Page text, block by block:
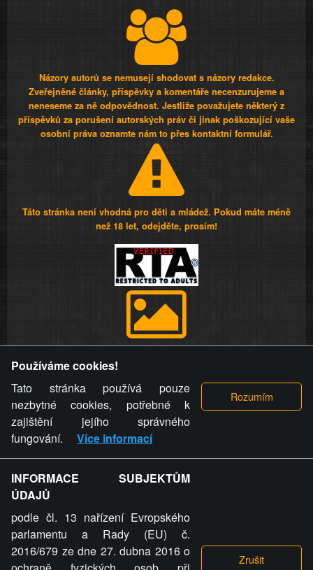
Názory autorů se nemusejí shodovat s názory redakce.
Zveřejněné články, příspěvky a komentáře necenzurujeme a
neneseme za ně odpovědnost. Jestliže považujete některý z
příspěvků za porušení autorských práv či jinak poškozující vaše
osobní práva oznamte nám to přes kontaktní formulář.
Táto stránka není vhodná pro děti a mládež. Pokud máte méně
než 18 let, odejděte, prosím!
videa a komentáře. Osoba, které se toto opatření provozovatele
stránky týče, ani osoba, která umístila fotografii nebo video na
stránku, nemůže z důvodu odstranění fotografie, videa nebo
komentáře pro výše uvedenou okolnost uplatnit vůči
provozovateli stránky žádný nárok na náhradu škody nebo
nemajetkové újmy.
ZVRÁCENÝ.CZ - Svět není zvrácenej. To jen
ty lidi...
Používáme cookies!
Tato stránka používá pouze
nezbytné cookies, potřebné k
zajištění jejího správného
fungování.
Více informací
INFORMACE SUBJEKTŮM
ÚDAJŮ
podle čl. 13 nařízení Evropského
parlamentu a Rady (EU) č.
2016/679 ze dne 27. dubna 2016 o